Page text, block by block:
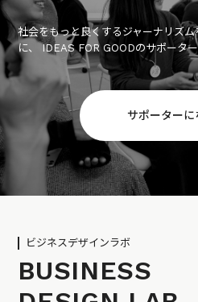
社会をもっと良くするジャーナリズ
に、 IDEAS FOR GOODのサポータ
サポーターに
ビジネスデザインラボ
BUSINESS